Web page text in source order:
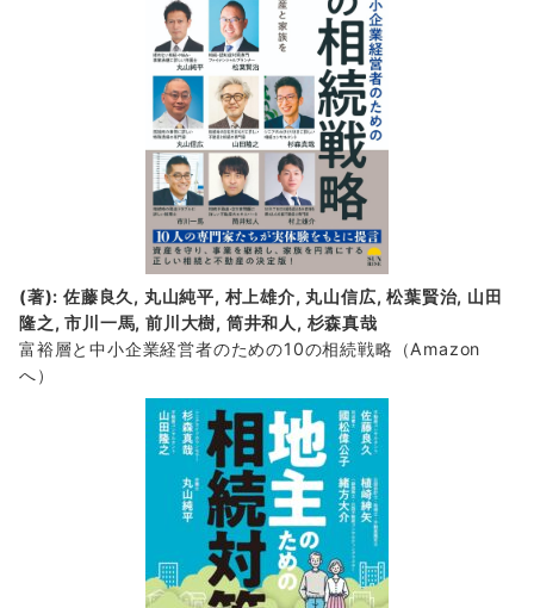
(著): 佐藤良久, 丸山純平, 村上雄介, 丸山信広, 松葉賢治, 山田
隆之, 市川一馬, 前川大樹, 筒井和人, 杉森真哉
富裕層と中小企業経営者のための10の相続戦略 （Amazon
へ）